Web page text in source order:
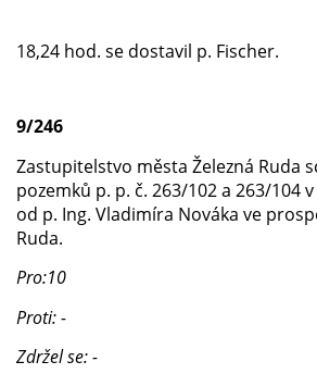
18,24 hod. se dostavil p. Fischer.
9/246
Zastupitelstvo města Železná Ruda
pozemků p. p. č. 263/102 a 263/104
od p. Ing. Vladimíra Nováka ve
Ruda.
Pro:10
Proti: -
Zdržel se: -